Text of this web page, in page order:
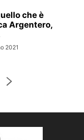
che è
Argentero,
2021